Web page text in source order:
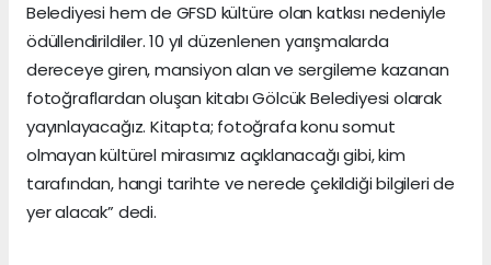
Belediyesi hem de GFSD kültüre olan katkısı nedeniyle
ödüllendirildiler. 10 yıl düzenlenen yarışmalarda
dereceye giren, mansiyon alan ve sergileme kazanan
fotoğraflardan oluşan kitabı Gölcük Belediyesi olarak
yayınlayacağız. Kitapta; fotoğrafa konu somut
olmayan kültürel mirasımız açıklanacağı gibi, kim
tarafından, hangi tarihte ve nerede çekildiği bilgileri de
yer alacak” dedi.